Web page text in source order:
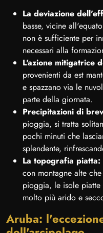
La deviazione
basse, vicine
non è sufficiente per
necessari alla
L'azione mitigatrice
provenienti da est
e spazzano via le
parte della giornata.
Precipitazioni di
pioggia, si tratta
pochi minuti che
splendente,
La topografia piatta:
con montagne alte
pioggia, le isole
molto più arido e
Aruba: